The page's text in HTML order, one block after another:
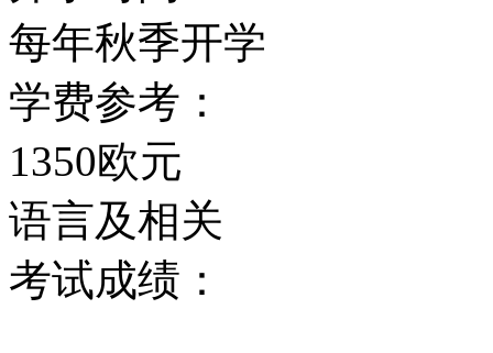
每年秋季开学
学费参考：
1350欧元
语言及相关
考试成绩：